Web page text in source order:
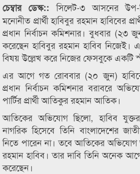
চেম্বার ডেস্ক::সিলেট-৩ আসনের উপ-
মনোনীত প্রার্থী হাবিবুর রহমান হাবিবের
প্রধান নির্বাচন কমিশনার। বুধবার (২৩
করেছেন হাবিবুর রহমান হাবিব
বিষয় উল্লেখ করে নিজের ফেসবুকে একটি
এর আগে গত রোববার (২০ জুন)
প্রধান নির্বাচন কমিশনার বরাবরে
পার্টির প্রার্থী আতিকুর রহমান আতিক।
আতিকের অভিযোগ ছিলো, হাবিব
নাগরিক হিসেবে তিনি বাংলাদেশের
নিতে পারেন না। তবে আতিকের অভিযোগ
রহমান হাবিব। তার দাবি তিনি অনেক
করেছেন।